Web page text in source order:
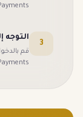
3
التوجه
قم